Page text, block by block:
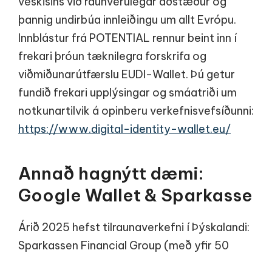
þannig undirbúa innleiðingu um allt Evrópu.
Innblástur frá POTENTIAL rennur beint inn í
frekari þróun tæknilegra forskrifa og
viðmiðunarútfærslu EUDI-Wallet. Þú getur
fundið frekari upplýsingar og smáatriði um
notkunartilvik á opinberu verkefnisvefsíðunni:
https://www.digital-identity-wallet.eu/
Annað hagnýtt dæmi:
Google Wallet & Sparkasse
Árið 2025 hefst tilraunaverkefni í Þýskalandi:
Sparkassen Financial Group (með yfir 50